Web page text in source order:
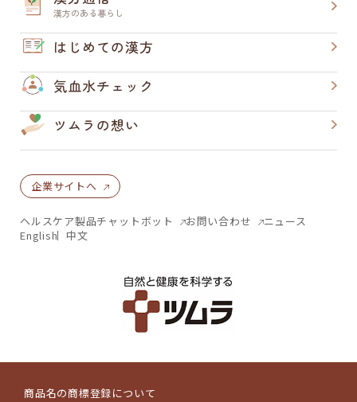
漢方のある暮らし
はじめての漢方
気血水チェック
ツムラの想い
企業サイトへ
ヘルスケア製品チャットボット お問い合わせ
ニュース
English 中文
商品名の商標登録について